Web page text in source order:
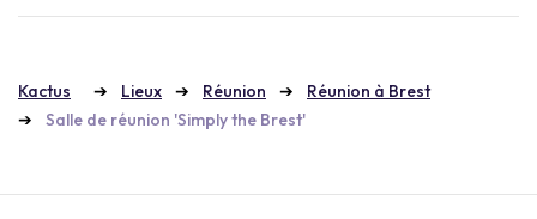
Kactus Lieux Réunion
Réunion à Brest
Salle de réunion 'Simply the Brest'